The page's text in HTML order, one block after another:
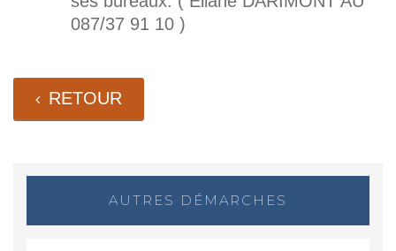
087/37 91 10 )
RETOUR
AUTRES DÉMARCHES